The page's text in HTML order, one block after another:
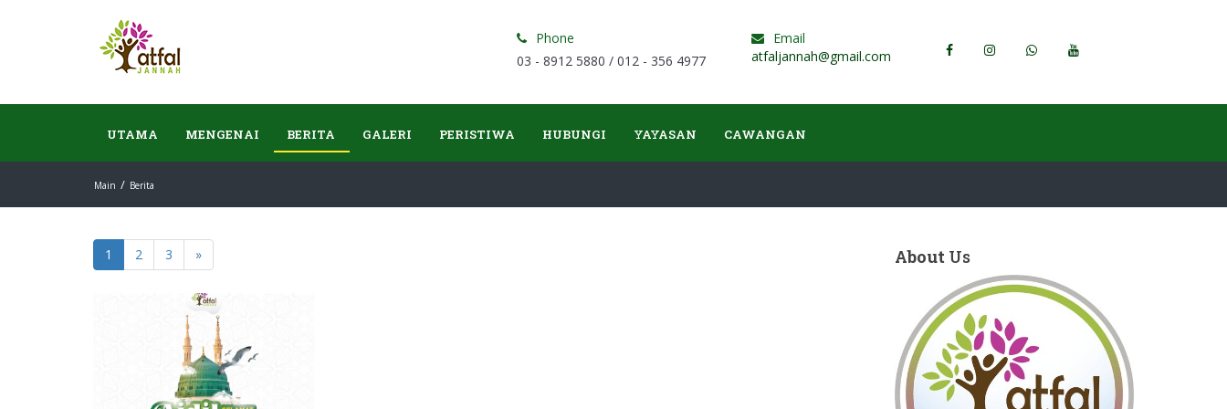
Email
atfaljannah@gmail.com
Phone
03 - 8912 5880 / 012 - 356 4977
UTAMA MENGENAI BERITA GALERI PERISTIWA HUBUNGI YAYASAN CAWANGAN
Main Berita
1 2 3 » AboutUs